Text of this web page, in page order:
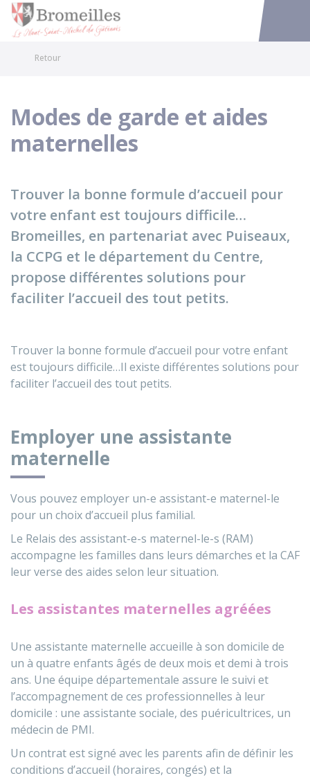
Accéder
Retour
Modes de garde et aides
maternelles
Trouver la bonne formule d’accueil pour
votre enfant est toujours difficile…
Bromeilles, en partenariat avec Puiseaux,
la CCPG et le département du Centre,
propose différentes solutions pour
faciliter l’accueil des tout petits.
Trouver la bonne formule d’accueil pour votre enfant
est toujours difficile…Il existe différentes solutions pour
faciliter l’accueil des tout petits.
Employer une assistante
maternelle
Vous pouvez employer un-e assistant-e maternel-le
pour un choix d’accueil plus familial.
Le Relais des assistant-e-s maternel-le-s (RAM)
accompagne les familles dans leurs démarches et la CAF
leur verse des aides selon leur situation.
Les assistantes maternelles agréées
Une assistante maternelle accueille à son domicile de
un à quatre enfants âgés de deux mois et demi à trois
ans. Une équipe départementale assure le suivi et
l’accompagnement de ces professionnelles à leur
domicile : une assistante sociale, des puéricultrices, un
médecin de PMI.
Un contrat est signé avec les parents afin de définir les
conditions d’accueil (horaires, congés) et la